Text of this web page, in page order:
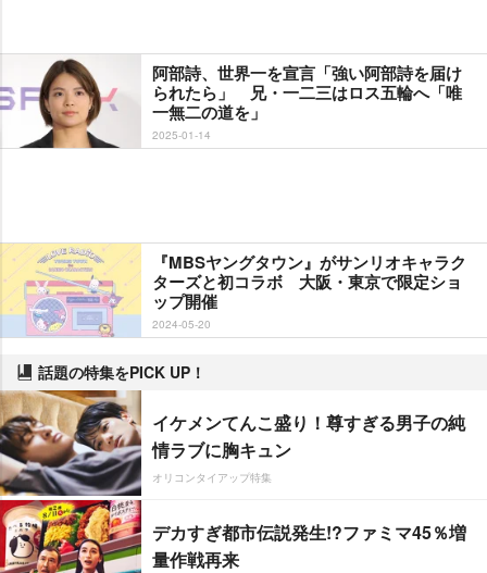
阿部詩、世界一を宣言「強い阿部詩を届け
られたら」 兄・一二三はロス五輪へ「唯
一無二の道を」
2025-01-14
『MBSヤングタウン』がサンリオキャラク
ターズと初コラボ 大阪・東京で限定ショ
ップ開催
2024-05-20
話題の特集をPICK UP！
イケメンてんこ盛り！尊すぎる男子の純
情ラブに胸キュン
オリコンタイアップ特集
デカすぎ都市伝説発生!?ファミマ45％増
量作戦再来